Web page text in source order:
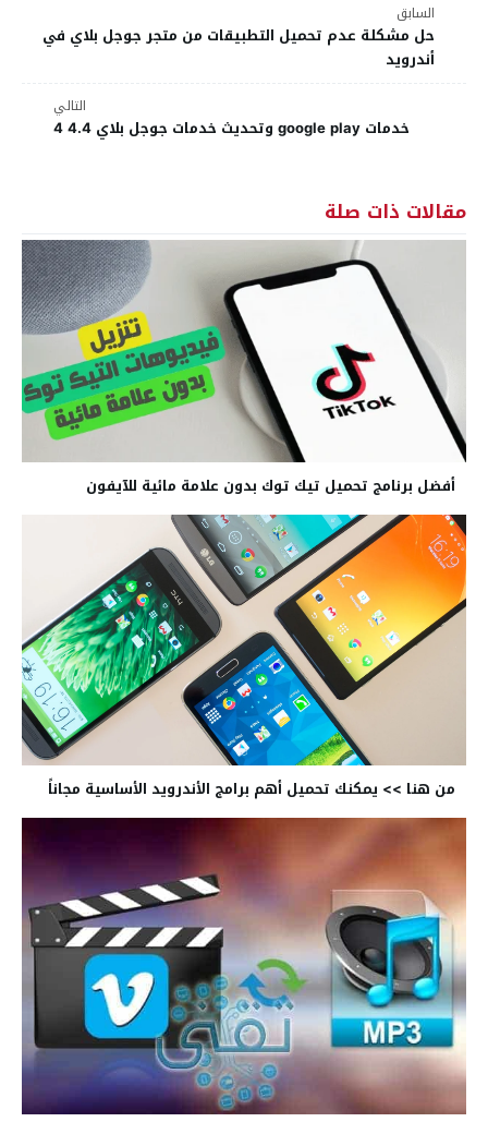
السابق
حل مشكلة عدم تحميل التطبيقات من متجر جوجل بلاي في
أندرويد
التالي
خدمات google play وتحديث خدمات جوجل بلاي 4.4 4
مقالات ذات صلة
أفضل برنامج تحميل تيك توك بدون علامة مائية للآيفون
من هنا >> يمكنك تحميل أهم برامج الأندرويد الأساسية مجاناً